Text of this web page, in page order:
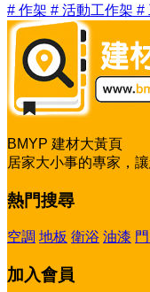
# 作架 # 活動工作架 #
BMYP 建材大黃頁
居家大小事的專家，
熱門搜尋
空調 地板 衛浴 油漆
加入會員